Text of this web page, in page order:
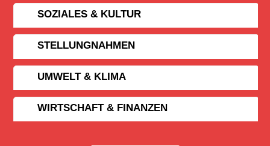
SOZIALES & KULTUR
STELLUNGNAHMEN
UMWELT & KLIMA
WIRTSCHAFT & FINANZEN